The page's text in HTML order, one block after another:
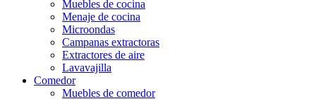
Muebles de cocina
Menaje de cocina
Microondas
Campanas extractoras
Extractores de aire
Lavavajilla
Comedor
Muebles de comedor